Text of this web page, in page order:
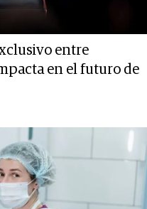
entre
en el futuro de